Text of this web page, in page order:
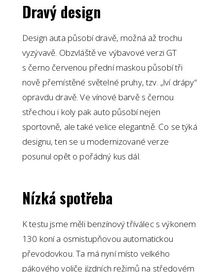
Dravý design
Design auta působí dravě, možná až trochu
vyzývavě. Obzvláště ve výbavové verzi GT
s černo červenou přední maskou působí tři
nově přemístěné světelné pruhy, tzv. „lví drápy“
opravdu dravě. Ve vínové barvě s černou
střechou i koly pak auto působí nejen
sportovně, ale také velice elegantně. Co se týká
designu, ten se u modernizované verze
posunul opět o pořádný kus dál.
Nízká spotřeba
K testu jsme měli benzínový tříválec s výkonem
130 koní a osmistupňovou automatickou
převodovkou. Ta má nyní místo velkého
pákového voliče jízdních režimů na středovém